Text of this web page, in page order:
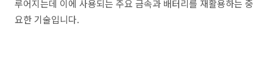
루어지는데 이에 사용되는 주요 금속과 배터리를 재활용하는 중
요한 기술입니다.